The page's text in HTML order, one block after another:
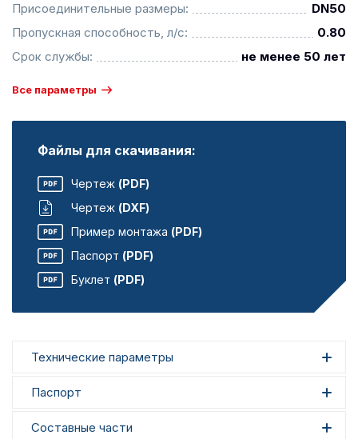
Присоединительные размеры:
DN50
Пропускная способность, л/с:
0.80
Срок службы:
не менее 50 лет
Все параметры
Файлы для скачивания:
Чертеж (PDF)
Чертеж (DXF)
Пример монтажа (PDF)
Паспорт (PDF)
Буклет (PDF)
Технические параметры
Паспорт
Составные части